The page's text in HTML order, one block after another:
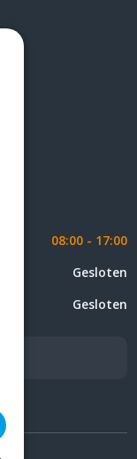
08:00 - 17:00
Gesloten
Gesloten